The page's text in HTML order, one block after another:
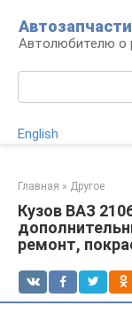
контенту
Автолюбителю о
English
Главная » Другое
Кузов ВАЗ
ремонт,